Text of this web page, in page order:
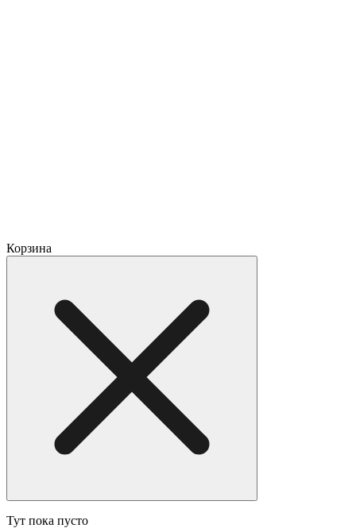
Корзина
Тут пока пусто